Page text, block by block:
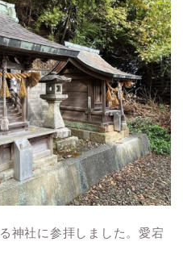
神社に参拝しました。愛宕